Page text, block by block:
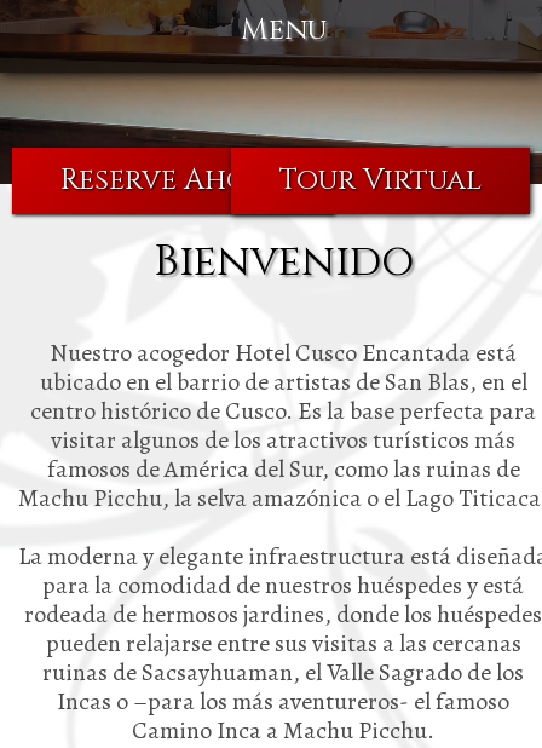
Menu
Reserve AhoraTour Virtual
Bienvenido
Nuestro acogedor Hotel Cusco Encantada está
ubicado en el barrio de artistas de San Blas, en el
centro histórico de Cusco. Es la base perfecta para
visitar algunos de los atractivos turísticos más
famosos de América del Sur, como las ruinas de
Machu Picchu, la selva amazónica o el Lago
La moderna y elegante infraestructura está
para la comodidad de nuestros huéspedes y está
rodeada de hermosos jardines, donde los huéspedes
pueden relajarse entre sus visitas a las cercanas
ruinas de Sacsayhuaman, el Valle Sagrado de los
Incas o –para los más aventureros- el famoso
Camino Inca a Machu Picchu.